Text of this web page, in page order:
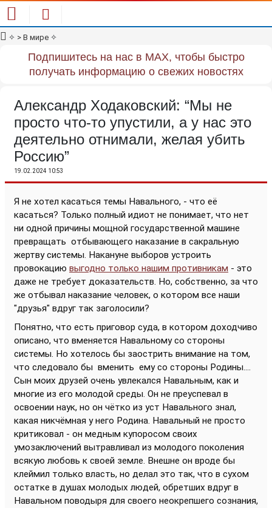
✧ > В мире ✧
Подпишитесь на нас в MAX, чтобы быстро
получать информацию о свежих новостях
Александр Ходаковский: “Мы не
просто что-то упустили, а у нас это
деятельно отнимали, желая убить
Россию”
19.02.2024 10:53
Я не хотел касаться темы Навального, - что её
касаться? Только полный идиот не понимает, что нет
ни одной причины мощной государственной машине
превращать отбывающего наказание в сакральную
жертву системы. Накануне выборов устроить
провокацию выгодно только нашим противникам - это
даже не требует доказательств. Но, собственно, за что
же отбывал наказание человек, о котором все наши
"друзья" вдруг так заголосили?
Понятно, что есть приговор суда, в котором доходчиво
описано, что вменяется Навальному со стороны
системы. Но хотелось бы заострить внимание на том,
что следовало бы вменить ему со стороны Родины....
Сын моих друзей очень увлекался Навальным, как и
многие из его молодой среды. Он не преуспевал в
освоении наук, но он чётко из уст Навального знал,
какая никчёмная у него Родина. Навальный не просто
критиковал - он медным купоросом своих
умозаключений вытравливал из молодого поколения
всякую любовь к своей земле. Внешне он вроде бы
клеймил только власть, но делал это так, что в сухом
остатке в душах молодых людей, обретших вдруг в
Навальном поводыря для своего неокрепшего сознания,